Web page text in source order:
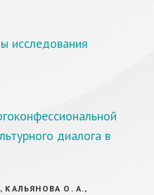
исследования
диалога в
КАЛЬЯНОВА О. А.,